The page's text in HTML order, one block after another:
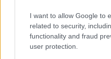
I want to allow Google to
related to security,
functionality and fraud
user protection.
μικρογραφία της
και παράσταση.
Πού θα κοιμηθείς: